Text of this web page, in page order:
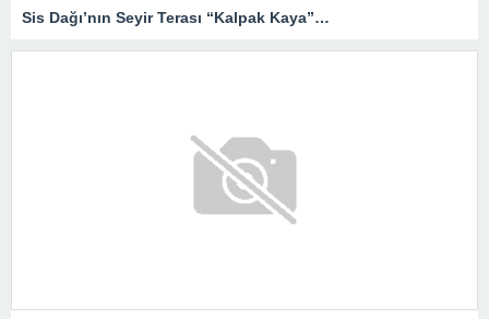
Sis Dağı’nın Seyir Terası “Kalpak Kaya”…